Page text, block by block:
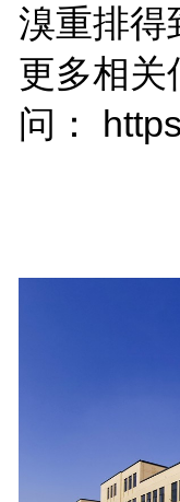
溴重排得
更多相关
问：